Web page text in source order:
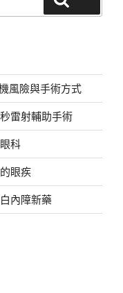
風險與手術方式
雷射輔助手術
科
眼疾
內障新藥